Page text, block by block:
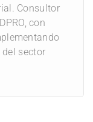
Consultor
con
sector